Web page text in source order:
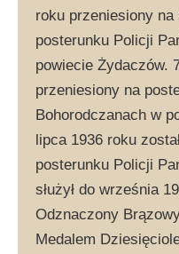
roku przeniesiony
posterunku Policji
powiecie Żydaczów.
przeniesiony na
Bohorodczanach w
lipca 1936 roku
posterunku Policji
służył do września
Odznaczony
Medalem